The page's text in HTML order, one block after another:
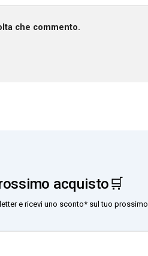
che commento.
acquisto🛒
e ricevi uno sconto* sul tuo prossimo